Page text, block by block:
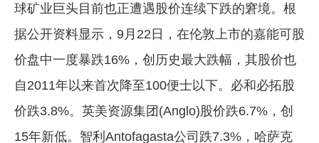
球矿业巨头目前也正遭遇股价连续下跌的窘境。根
据公开资料显示，9月22日，在伦敦上市的嘉能可股
价盘中一度暴跌16%，创历史最大跌幅，其股价也
自2011年以来首次降至100便士以下。必和必拓股
价跌3.8%。英美资源集团(Anglo)股价跌6.7%，创
15年新低。智利Antofagasta公司跌7.3%，哈萨克